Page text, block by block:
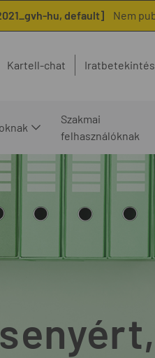
hu, default] Nem
Kartell-chat Iratbetekintés
Szakmai
felhasználóknak